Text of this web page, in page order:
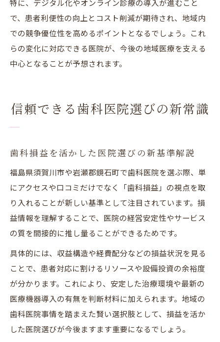
特に、デジタル化やオンライン診療の導入が進むこと
で、患者利便性の向上とコスト削減が期待され、地域内
での競争優位性を高めるポイントとなるでしょう。これ
らの変化に対応できる医院が、今後の地域医療を支える
中心となることが予想されます。
信頼できる歯科医院選びの新常識
歯科損益を活かした医院選びの新基準解説
福島県須賀川市や岩瀬郡鏡石町で歯科医院を選ぶ際、単
にアクセスや口コミだけでなく「歯科損益」の視点を取
り入れることが新しい基準として注目されています。損
益情報を理解することで、医院の経営安定性やサービス
の質を間接的に推し量ることができるためです。
具体的には、収益構造や経費配分などの損益状況を見る
ことで、患者対応に割けるリソースや設備投資の余裕度
が分かります。これにより、安定した治療環境や最新の
医療機器導入の有無を判断材料に加えられます。地域の
歯科医院事情を踏まえた賢い選択肢として、損益を活か
した医院選びが今後ますます重要になるでしょう。